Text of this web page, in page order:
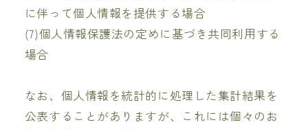
に伴って個人情報を提供する場合
(7)個人情報保護法の定めに基づき共同利用する
場合
なお、個人情報を統計的に処理した集計結果を
公表することがありますが、これには個々のお